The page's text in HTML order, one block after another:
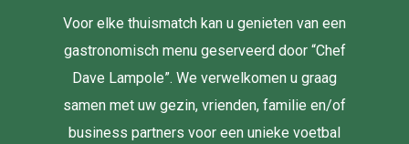
Voor elke thuismatch kan u genieten van een
gastronomisch menu geserveerd door “Chef
Dave Lampole”. We verwelkomen u graag
samen met uw gezin, vrienden, familie en/of
business partners voor een unieke voetbal